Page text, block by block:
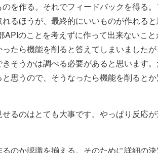
を作る。それでフィードバックを得る
るほうが、最終的にいいものが作れると
APIのことを考えずに作って出来ないこ
たら機能を削ると答えてしまいました
そうかは調べる必要があると思います
思うので、そうなったら機能を削ると
るのはとても大事です。やっぱり反応が
のか認識を揃える。そのために詳細の